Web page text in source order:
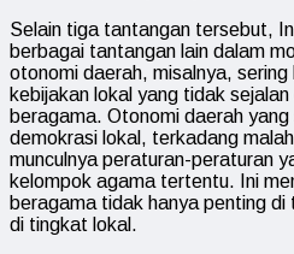
Selain tiga tantangan tersebut,
berbagai tantangan lain dalam
otonomi daerah, misalnya, sering
kebijakan lokal yang tidak
beragama. Otonomi daerah
demokrasi lokal, terkadang
munculnya peraturan-peraturan
kelompok agama tertentu. Ini
beragama tidak hanya penting
di tingkat lokal.